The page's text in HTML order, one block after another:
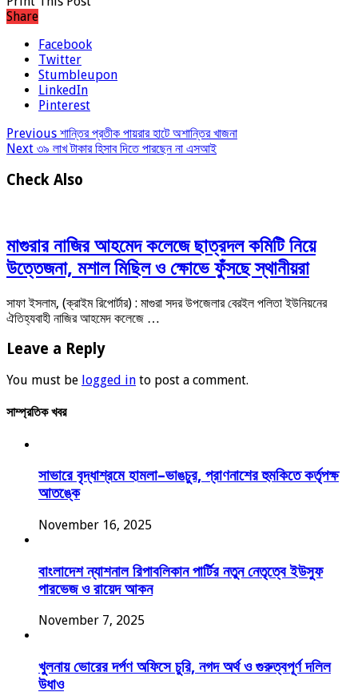
Share
Facebook
Twitter
Stumbleupon
LinkedIn
Pinterest
Previous শান্তির প্রতীক পায়রার হাটে অশান্তির খাজনা
Next ৩৯ লাখ টাকার হিসাব দিতে পারছেন না এসআই
Check Also
মাগুরার নাজির আহমেদ কলেজে ছাত্রদল কমিটি নিয়ে
উত্তেজনা, মশাল মিছিল ও ক্ষোভে ফুঁসছে স্থানীয়রা
সাফা ইসলাম, (ক্রাইম রিপোর্টার) : মাগুরা সদর উপজেলার বেরইল পলিতা ইউনিয়নের
ঐতিহ্যবাহী নাজির আহমেদ কলেজে …
Leave a Reply
You must be logged in to post a comment.
সাম্প্রতিক খবর
সাভারে বৃদ্ধাশ্রমে হামলা–ভাঙচুর, প্রাণনাশের হুমকিতে কর্তৃপক্ষ
আতঙ্কে
November 16, 2025
বাংলাদেশ ন্যাশনাল রিপাবলিকান পার্টির নতুন নেতৃত্বে ইউসুফ
পারভেজ ও রায়েদ আকন
November 7, 2025
খুলনায় ভোরের দর্পণ অফিসে চুরি, নগদ অর্থ ও গুরুত্বপূর্ণ দলিল
উধাও